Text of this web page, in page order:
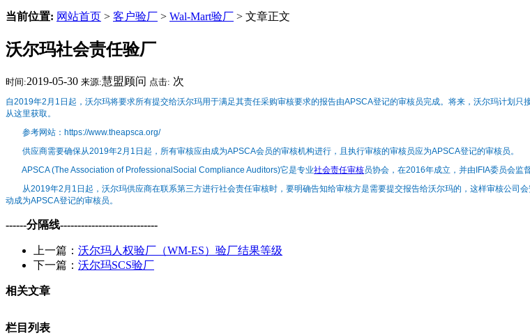
当前位置: 网站首页 > 客户验厂 > Wal-Mart验厂 > 文章正文
沃尔玛社会责任验厂
时间:2019-05-30 来源:慧盟顾问 点击: 次
自2019年2月1日起，沃尔玛将要求所有提交给沃尔玛用于满足其责任采购审核要求的报告由APSCA登记的审核员完成。将来，沃尔玛计划
从这里获取。
参考网站：https://www.theapsca.org/
供应商需要确保从2019年2月1日起，所有审核应由成为APSCA会员的审核机构进行，且执行审核的审核员应为APSCA登记的审核员。
APSCA (The Association of ProfessionalSocial Compliance Auditors)它是专业社会责任审核员协会，在2016年成立，并由IFIA委员会监
从2019年2月1日起，沃尔玛供应商在联系第三方进行社会责任审核时，要明确告知给审核方是需要提交报告给沃尔玛的，这样审核公司
动成为APSCA登记的审核员。
------分隔线----------------------------
上一篇： 沃尔玛人权验厂（WM-ES）验厂结果等级
下一篇： 沃尔玛SCS验厂
相关文章
栏目列表